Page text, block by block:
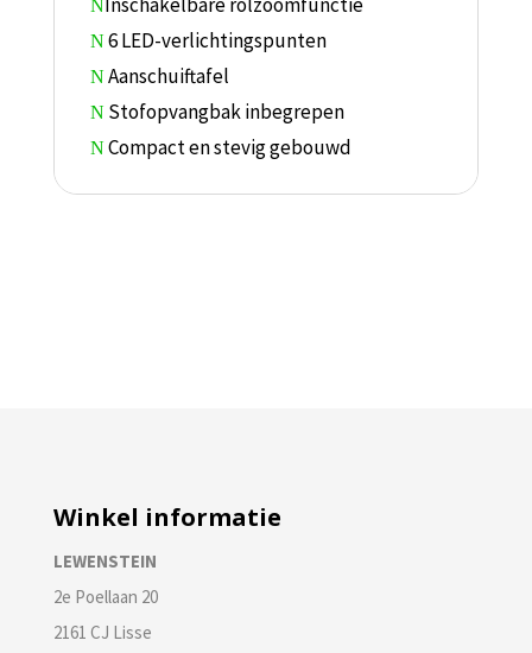
N
N 6 LED-verlichtingspunten
N Aanschuiftafel
N Stofopvangbak inbegrepen
N Compact en stevig gebouwd
Winkel informatie
LEWENSTEIN
2e Poellaan 20
2161 CJ Lisse